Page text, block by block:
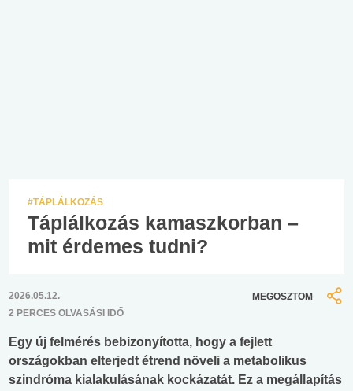
#TÁPLÁLKOZÁS
Táplálkozás kamaszkorban –
mit érdemes tudni?
2026.05.12.
2 PERCES OLVASÁSI IDŐ
MEGOSZTOM
Egy új felmérés bebizonyította, hogy a fejlett
országokban elterjedt étrend növeli a metabolikus
szindróma kialakulásának kockázatát. Ez a megállapítás